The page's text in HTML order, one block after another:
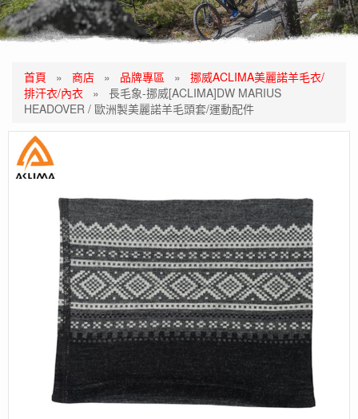
首頁 » 商店 » 品牌專區 » 挪威ACLIMA美麗諾羊毛衣/
排汗衣/內衣 » 長毛象-挪威[ACLIMA]DW MARIUS
HEADOVER / 歐洲製美麗諾羊毛頭套/運動配件